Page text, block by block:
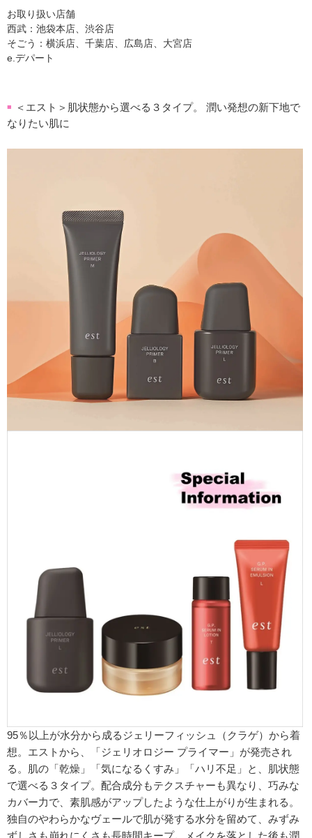
お取り扱い店舗
西武：池袋本店、渋谷店
そごう：横浜店、千葉店、広島店、大宮店
e.デパート
■
＜エスト＞肌状態から選べる３タイプ。 潤い発想の新下地で
なりたい肌に
95％以上が水分から成るジェリーフィッシュ（クラゲ）から着
想。エストから、「ジェリオロジー プライマー」が発売され
る。肌の「乾燥」「気になるくすみ」「ハリ不足」と、肌状態
で選べる３タイプ。配合成分もテクスチャーも異なり、巧みな
カバー力で、素肌感がアップしたような仕上がりが生まれる。
独自のやわらかなヴェールで肌が発する水分を留めて、みずみ
ずしさも崩れにくさも長時間キープ。メイクを落とした後も潤